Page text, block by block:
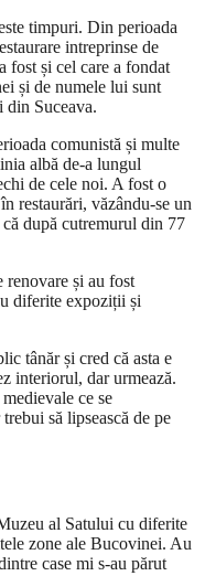
timpuri. Din perioada
intreprinse de
fost și cel care a fondat
și de numele lui sunt
din Suceava.
comunistă și multe
albă de-a lungul
de cele noi. A fost o
restaurări, văzându-se un
după cutremurul din 77
și au fost
diferite expoziții și
tânăr și cred că asta e
interiorul, dar urmează.
ce se
să lipsească de pe
al Satului cu diferite
zone ale Bucovinei. Au
case mi s-au părut